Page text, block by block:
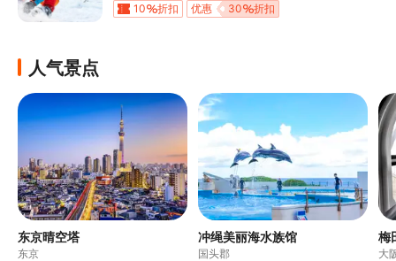
10 折扣 30 折扣
优惠
人气景点
东京晴空塔
东京
冲绳美丽海水族馆
国头郡
梅
大